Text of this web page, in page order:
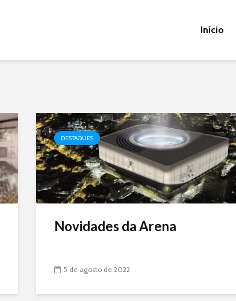
Início
DESTAQUES
Novidades da Arena
5 de agosto de 2022